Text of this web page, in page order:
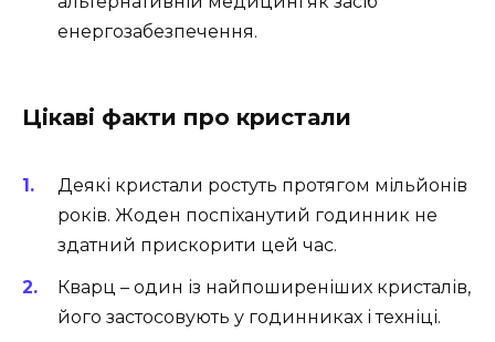
енергозабезпечення.
Цікаві факти про кристали
Деякі кристали ростуть протягом мільйонів
років. Жоден поспіханутий годинник не
здатний прискорити цей час.
Кварц – один із найпоширеніших кристалів,
його застосовують у годинниках і техніці.